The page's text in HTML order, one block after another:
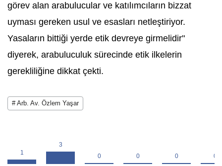
görev alan arabulucular ve katılımcıların bizzat
uyması gereken usul ve esasları netleştiriyor.
Yasaların bittiği yerde etik devreye girmelidir"
diyerek, arabuluculuk sürecinde etik ilkelerin
gerekliliğine dikkat çekti.
# Arb. Av. Özlem Yaşar